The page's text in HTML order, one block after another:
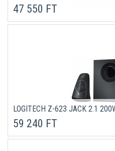
47 550 FT
LOGITECH Z-623 JACK 2.1
59 240 FT